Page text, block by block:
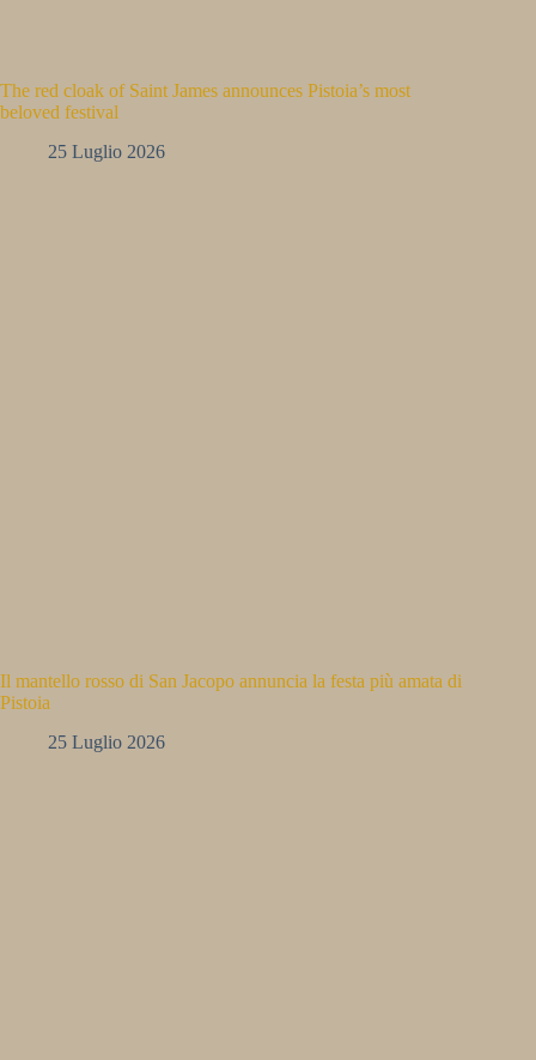
The red cloak of Saint James announces Pistoia’s most
beloved festival
25 Luglio 2026
Il mantello rosso di San Jacopo annuncia la festa più amata di
Pistoia
25 Luglio 2026